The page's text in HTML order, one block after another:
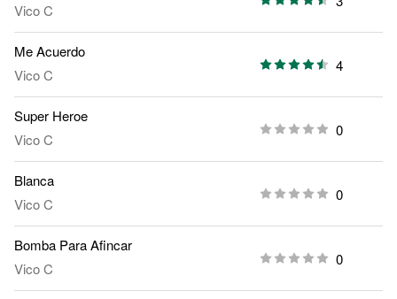
Vico C
Me Acuerdo
Vico C
4
Super Heroe
Vico C
0
Blanca
Vico C
0
Bomba Para Afincar
Vico C
0